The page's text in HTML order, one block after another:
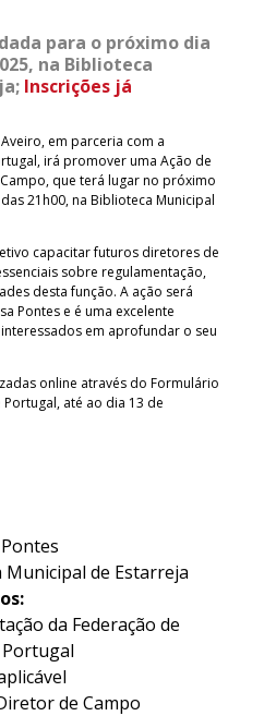
para o próximo dia
na Biblioteca
Inscrições já
em parceria com a
irá promover uma Ação de
que terá lugar no próximo
21h00, na Biblioteca Municipal
capacitar futuros diretores de
sobre regulamentação,
desta função. A ação será
Pontes e é uma excelente
em aprofundar o seu
online através do Formulário
até ao dia 13 de
Municipal de Estarreja
da Federação de
de Campo